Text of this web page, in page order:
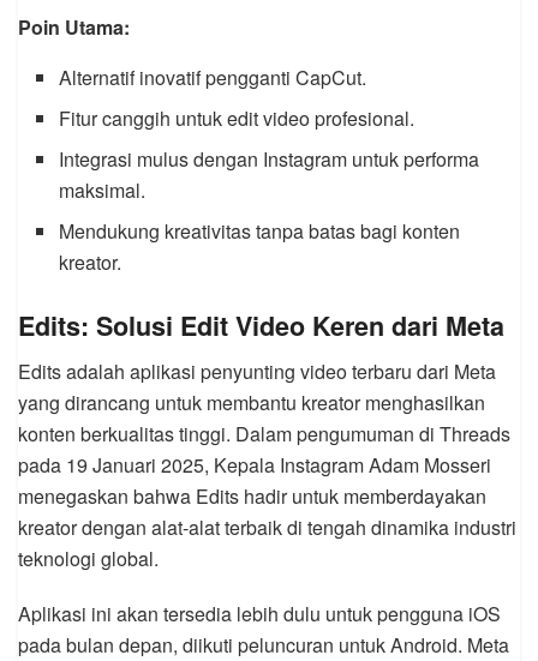
Poin Utama:
Alternatif inovatif pengganti CapCut.
Fitur canggih untuk edit video profesional.
Integrasi mulus dengan Instagram untuk performa
maksimal.
Mendukung kreativitas tanpa batas bagi konten
kreator.
Edits: Solusi Edit Video Keren dari Meta
Edits adalah aplikasi penyunting video terbaru dari Meta
yang dirancang untuk membantu kreator menghasilkan
konten berkualitas tinggi. Dalam pengumuman di Threads
pada 19 Januari 2025, Kepala Instagram Adam Mosseri
menegaskan bahwa Edits hadir untuk memberdayakan
kreator dengan alat-alat terbaik di tengah dinamika industri
teknologi global.
Aplikasi ini akan tersedia lebih dulu untuk pengguna iOS
pada bulan depan, diikuti peluncuran untuk Android. Meta